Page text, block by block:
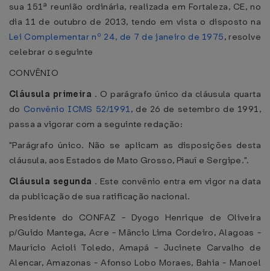
sua 151ª reunião ordinária, realizada em Fortaleza, CE, no
dia 11 de outubro de 2013, tendo em vista o disposto na
Lei Complementar nº 24, de 7 de janeiro de 1975, resolve
celebrar o seguinte
CONVÊNIO
Cláusula primeira . O parágrafo único da cláusula quarta
do Convênio ICMS 52/1991, de 26 de setembro de 1991,
passa a vigorar com a seguinte redação:
"Parágrafo único. Não se aplicam as disposições desta
cláusula, aos Estados de Mato Grosso, Piauí e Sergipe.".
Cláusula segunda . Este convênio entra em vigor na data
da publicação de sua ratificação nacional.
Presidente do CONFAZ - Dyogo Henrique de Oliveira
p/Guido Mantega, Acre - Mâncio Lima Cordeiro, Alagoas -
Maurício Acioli Toledo, Amapá - Jucinete Carvalho de
Alencar, Amazonas - Afonso Lobo Moraes, Bahia - Manoel